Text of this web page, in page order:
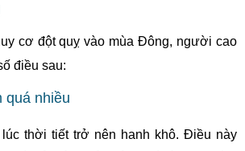
cơ đột quỵ vào mùa Đông, người cao
điều sau:
quá nhiều
thời tiết trở nên hanh khô. Điều này